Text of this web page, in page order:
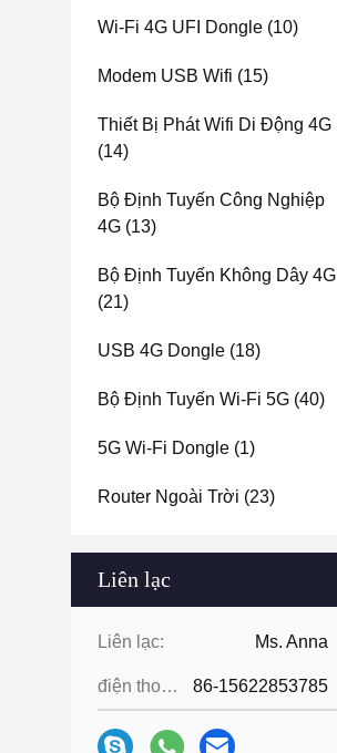
Wi-Fi 4G UFI Dongle (10)
Modem USB Wifi (15)
Thiết Bị Phát Wifi Di Động 4G
(14)
Bộ Định Tuyến Công Nghiệp
4G (13)
Bộ Định Tuyến Không Dây 4G
(21)
USB 4G Dongle (18)
Bộ Định Tuyến Wi-Fi 5G (40)
5G Wi-Fi Dongle (1)
Router Ngoài Trời (23)
Liên lạc
Liên lạc: Ms. Anna
điện thoại: 86-15622853785